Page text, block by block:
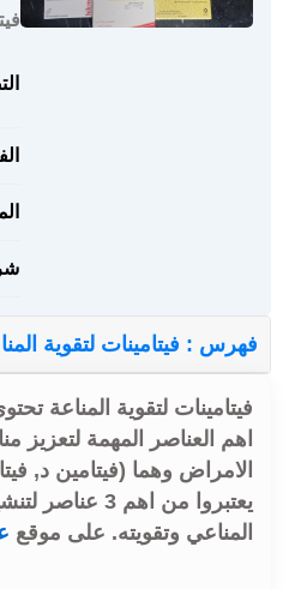
فهرس : فيتامينات لتقوية
اهم العناصر المهمة لتعزيز
الامراض وهما (فيتامين د,
يعتبروا من اهم 3
المناعي وتقويته. على موقع